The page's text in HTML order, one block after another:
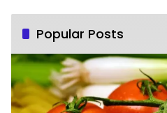
Popular Posts